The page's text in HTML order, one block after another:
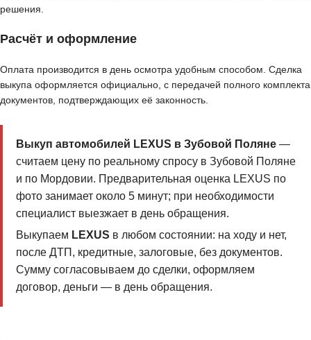
решения.
Расчёт и оформление
Оплата производится в день осмотра удобным способом. Сделка
выкупа оформляется официально, с передачей полного комплекта
документов, подтверждающих её законность.
Выкуп автомобилей LEXUS в Зубовой Поляне—
считаем цену по реальному спросу в Зубовой Поляне
и по Мордовии. Предварительная оценка LEXUS по
фото занимает около 5 минут; при необходимости
специалист выезжает в день обращения.
Выкупаем LEXUS в любом состоянии: на ходу и нет,
после ДТП, кредитные, залоговые, без документов.
Сумму согласовываем до сделки, оформляем
договор, деньги — в день обращения.